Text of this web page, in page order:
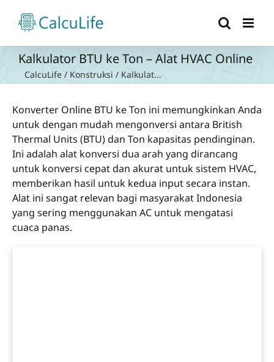
content
Kalkulator BTU ke Ton – Alat HVAC Online
CalcuLife / Konstruksi / Kalkulat...
Konverter Online BTU ke Ton ini memungkinkan Anda
untuk dengan mudah mengonversi antara British
Thermal Units (BTU) dan Ton kapasitas pendinginan.
Ini adalah alat konversi dua arah yang dirancang
untuk konversi cepat dan akurat untuk sistem HVAC,
memberikan hasil untuk kedua input secara instan.
Alat ini sangat relevan bagi masyarakat Indonesia
yang sering menggunakan AC untuk mengatasi
cuaca panas.